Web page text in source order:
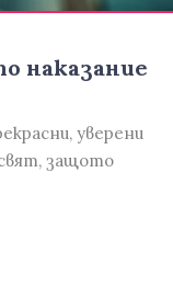
наказание
уверени
защото